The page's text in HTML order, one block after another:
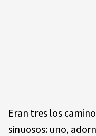
Eran tres los
sinuosos: uno,